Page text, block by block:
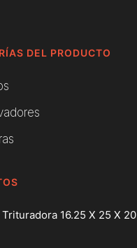
DEL PRODUCTO
16.25 X 25 X 20